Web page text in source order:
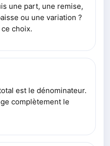
une part, une remise,
ou une variation ?
choix.
est le dénominateur.
complètement le